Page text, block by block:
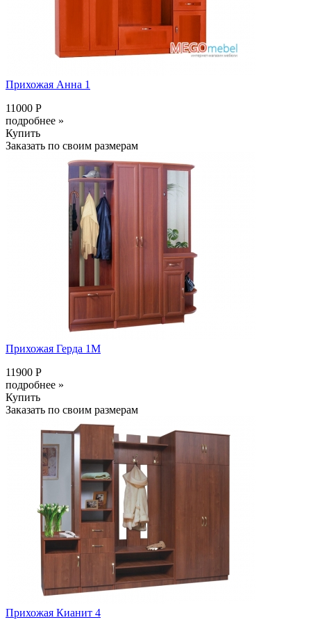
Прихожая Анна 1
11000 Р
подробнее »
Купить
Заказать по своим размерам
Прихожая Герда 1М
11900 Р
подробнее »
Купить
Заказать по своим размерам
Прихожая Кианит 4